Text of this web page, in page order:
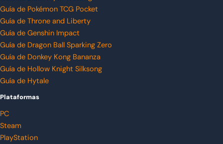
Guía de Pokémon TCG Pocket
Guía de Throne and Liberty
Guía de Genshin Impact
Guía de Dragon Ball Sparking Zero
Guía de Donkey Kong Bananza
Guía de Hollow Knight Silksong
Guía de Hytale
Plataformas
PC
Steam
PlayStation